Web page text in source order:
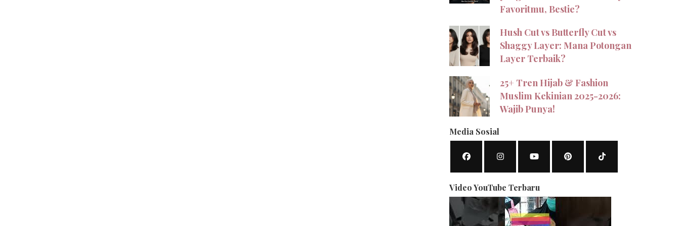
Favoritmu, Bestie?
Hush Cut vs Butterfly Cut vs
Shaggy Layer: Mana Potongan
Layer Terbaik?
25+ Tren Hijab & Fashion
Muslim Kekinian 2025-2026:
Wajib Punya!
Media Sosial
Video YouTube Terbaru